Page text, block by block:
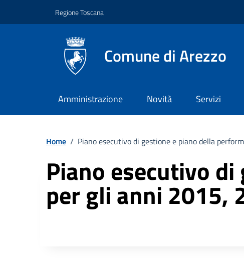
Regione Toscana
Comune di Arezzo
Amministrazione Novità Servizi
Home / Piano esecutivo di gestione e piano della
Piano esecutivo
per gli anni 2015,